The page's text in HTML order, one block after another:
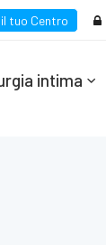
tuo Centro
intima